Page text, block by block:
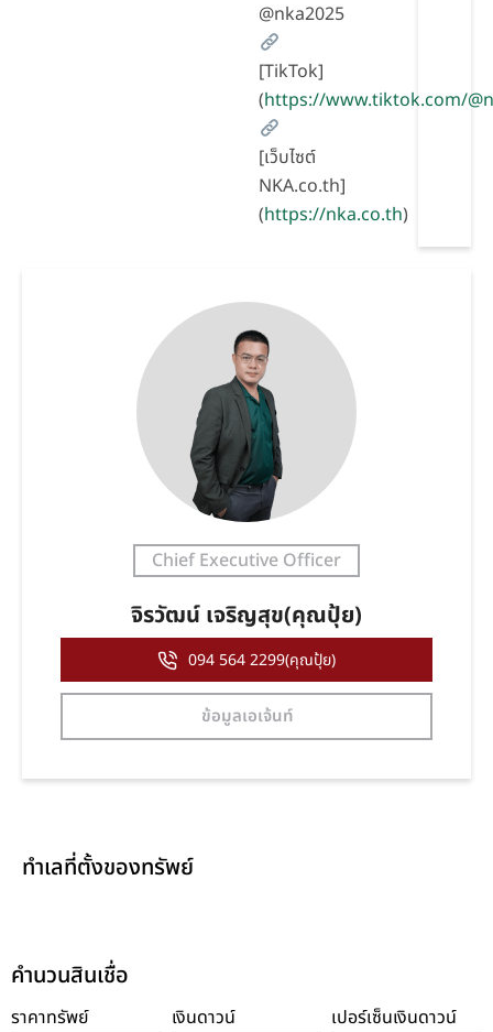
@nka2025
[TikTok]
(https://www.tiktok.com/
[เว็บไซต์
NKA.co.th]
(https://nka.co.th)
Chief Executive Officer
จิรวัฒน์ เจริญสุข(คุณปุ้ย)
094 564 2299(คุณปุ้ย)
ข้อมูลเอเจ้นท์
ทำเลที่ตั้งของทรัพย์
คำนวนสินเชื่อ
ราคาทรัพย์ เงินดาวน์ เปอร์เซ็นเงินดาวน์